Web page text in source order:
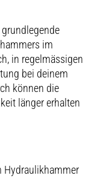
im
in regelmässigen
bei deinem
können die
länger erhalten
Hydraulikhammer